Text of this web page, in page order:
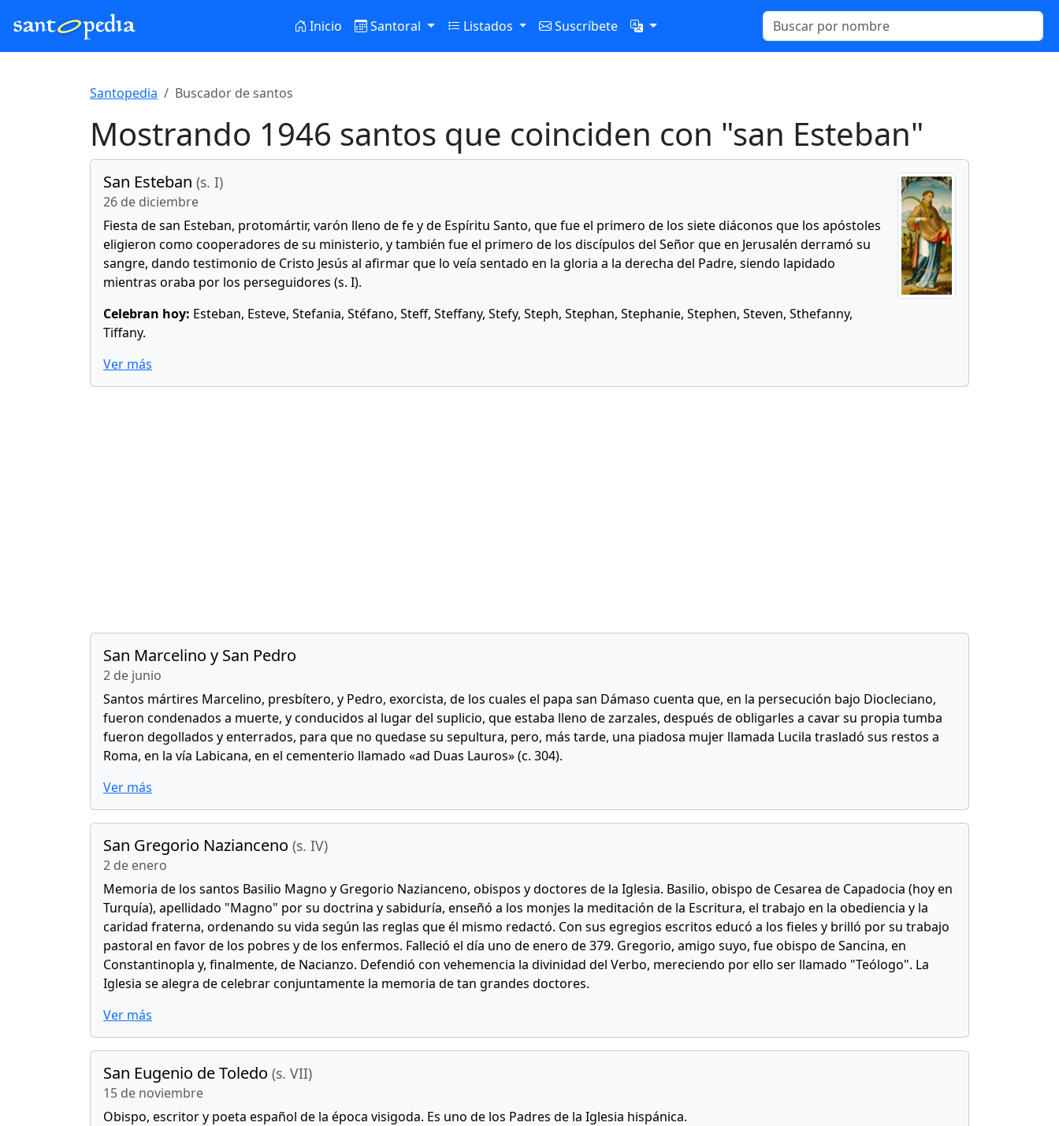
Inicio Santoral Listados Suscríbete
Santopedia Buscador de santos
Mostrando 1946 santos que coinciden con "san Esteban"
San Esteban (s. I)
26 de diciembre
Fiesta de san Esteban, protomártir, varón lleno de fe y de Espíritu Santo, que fue el primero de los siete diáconos que los apóstoles
eligieron como cooperadores de su ministerio, y también fue el primero de los discípulos del Señor que en Jerusalén derramó su
sangre, dando testimonio de Cristo Jesús al afirmar que lo veía sentado en la gloria a la derecha del Padre, siendo lapidado
mientras oraba por los perseguidores (s. I).
Celebran hoy: Esteban, Esteve, Stefania, Stéfano, Steff, Steffany, Stefy, Steph, Stephan, Stephanie, Stephen, Steven, Sthefanny,
Tiffany.
Ver más
San Marcelino y San Pedro
2 de junio
Santos mártires Marcelino, presbítero, y Pedro, exorcista, de los cuales el papa san Dámaso cuenta que, en la persecución bajo Diocleciano,
fueron condenados a muerte, y conducidos al lugar del suplicio, que estaba lleno de zarzales, después de obligarles a cavar su propia tumba
fueron degollados y enterrados, para que no quedase su sepultura, pero, más tarde, una piadosa mujer llamada Lucila trasladó sus restos a
Roma, en la vía Labicana, en el cementerio llamado «ad Duas Lauros» (c. 304).
Ver más
San Gregorio Nazianceno (s. IV)
2 de enero
Memoria de los santos Basilio Magno y Gregorio Nazianceno, obispos y doctores de la Iglesia. Basilio, obispo de Cesarea de Capadocia (hoy en
Turquía), apellidado "Magno" por su doctrina y sabiduría, enseñó a los monjes la meditación de la Escritura, el trabajo en la obediencia y la
caridad fraterna, ordenando su vida según las reglas que él mismo redactó. Con sus egregios escritos educó a los fieles y brilló por su trabajo
pastoral en favor de los pobres y de los enfermos. Falleció el día uno de enero de 379. Gregorio, amigo suyo, fue obispo de Sancina, en
Constantinopla y, finalmente, de Nacianzo. Defendió con vehemencia la divinidad del Verbo, mereciendo por ello ser llamado "Teólogo". La
Iglesia se alegra de celebrar conjuntamente la memoria de tan grandes doctores.
Ver más
San Eugenio de Toledo (s. VII)
15 de noviembre
Obispo, escritor y poeta español de la época visigoda. Es uno de los Padres de la Iglesia hispánica.